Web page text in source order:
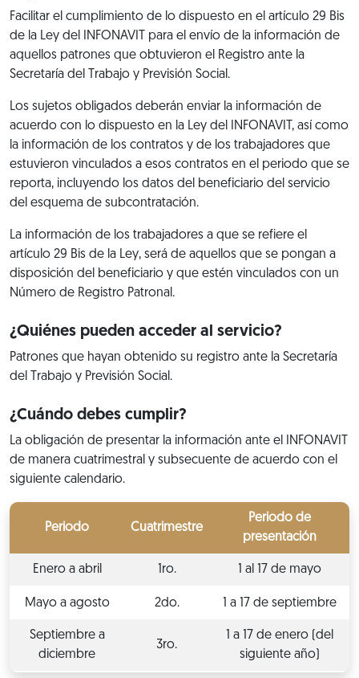
Facilitar el cumplimiento de lo dispuesto en el artículo 29 Bis
de la Ley del INFONAVIT para el envío de la información de
aquellos patrones que obtuvieron el Registro ante la
Secretaría del Trabajo y Previsión Social.
Los sujetos obligados deberán enviar la información de
acuerdo con lo dispuesto en la Ley del INFONAVIT, así como
la información de los contratos y de los trabajadores que
estuvieron vinculados a esos contratos en el periodo que se
reporta, incluyendo los datos del beneficiario del servicio
del esquema de subcontratación.
La información de los trabajadores a que se refiere el
artículo 29 Bis de la Ley, será de aquellos que se pongan a
disposición del beneficiario y que estén vinculados con un
Número de Registro Patronal.
¿Quiénes pueden acceder al servicio?
Patrones que hayan obtenido su registro ante la Secretaría
del Trabajo y Previsión Social.
¿Cuándo debes cumplir?
La obligación de presentar la información ante el INFONAVIT
de manera cuatrimestral y subsecuente de acuerdo con el
siguiente calendario.
Periodo Cuatrimestre
Periodo de
presentación
Enero a abril 1ro. 1 al 17 de mayo
Mayo a agosto 2do. 1 a 17 de septiembre
Septiembre a
diciembre
3ro.
1 a 17 de enero (del
siguiente año)